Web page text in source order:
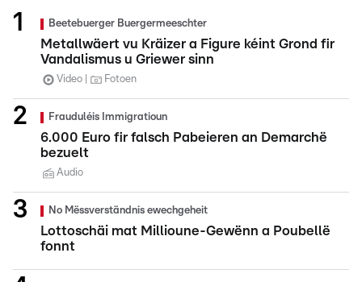
Beetebuerger Buergermeeschter
Metallwäert vu Kräizer a Figure kéint Grond fir
Vandalismus u Griewer sinn
Video Fotoen
Frauduléis Immigratioun
6.000 Euro fir falsch Pabeieren an Demarchë
bezuelt
Audio
No Mëssverständnis ewechgeheit
Lottoschäi mat Millioune-Gewënn a Poubellë
fonnt